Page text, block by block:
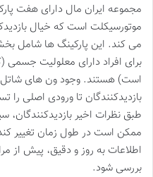
موتورسیکلت است که خیال
می کند. این پارکینگ ها شامل
برای افراد دارای معلولیت جسمی
است) هستند. وجود ون های شاتل
بازدیدکنندگان تا ورودی اصلی
طبق نظرات اخیر
ممکن است در طول زمان تغییر
اطلاعات به روز و دقیق، پیش از
بررسی شود.